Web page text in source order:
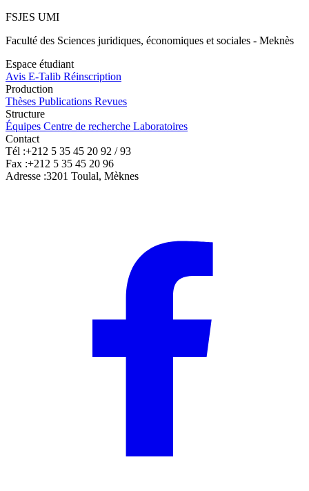
FSJES UMI
Faculté des Sciences juridiques, économiques et sociales - Meknès
Espace étudiant
Avis E-Talib Réinscription
Production
Thèses Publications Revues
Structure
Équipes Centre de recherche Laboratoires
Contact
Tél :+212 5 35 45 20 92 / 93
Fax :+212 5 35 45 20 96
Adresse :3201 Toulal, Mèknes